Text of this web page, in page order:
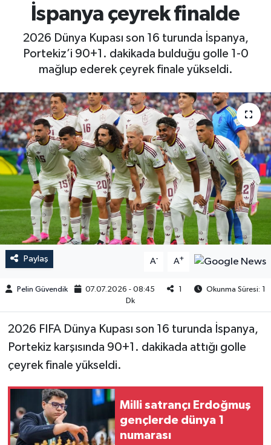
İspanya çeyrek finalde
2026 Dünya Kupası son 16 turunda İspanya,
Portekiz’i 90+1. dakikada bulduğu golle 1-0
mağlup ederek çeyrek finale yükseldi.
Paylaş A- A+
Pelin Güvendik 07.07.2026 - 08:45 1
Okunma Süresi: 1
Dk
2026 FIFA Dünya Kupası son 16 turunda İspanya,
Portekiz karşısında 90+1. dakikada attığı golle
çeyrek finale yükseldi.
Milli satrançı Erdoğmuş
gençlerde dünya 1
numarası